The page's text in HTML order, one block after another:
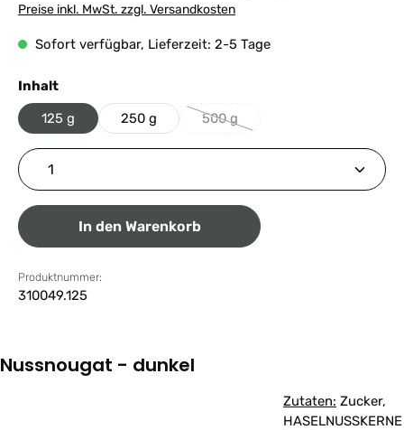
Preise inkl. MwSt. zzgl. Versandkosten
Sofort verfügbar, Lieferzeit: 2-5 Tage
Inhaltauswählen
125 g 250 g 500 g
(Diese Option ist zurzeit nicht
Produkt Anzahl: Gib den gewünschten Wert ein
In den Warenkorb
Produktnummer:
310049.125
Nussnougat - dunkel
Zutaten: Zucker,
HASELNUSSKERNE